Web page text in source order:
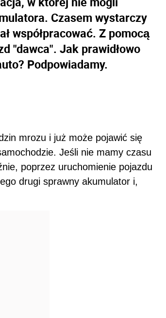
Czasem wystarczy
współpracować. Z pomocą
"dawca". Jak prawidłowo
Podpowiadamy.
mrozu i już może pojawić się
Jeśli nie mamy czasu
poprzez uruchomienie pojazdu
drugi sprawny akumulator i,